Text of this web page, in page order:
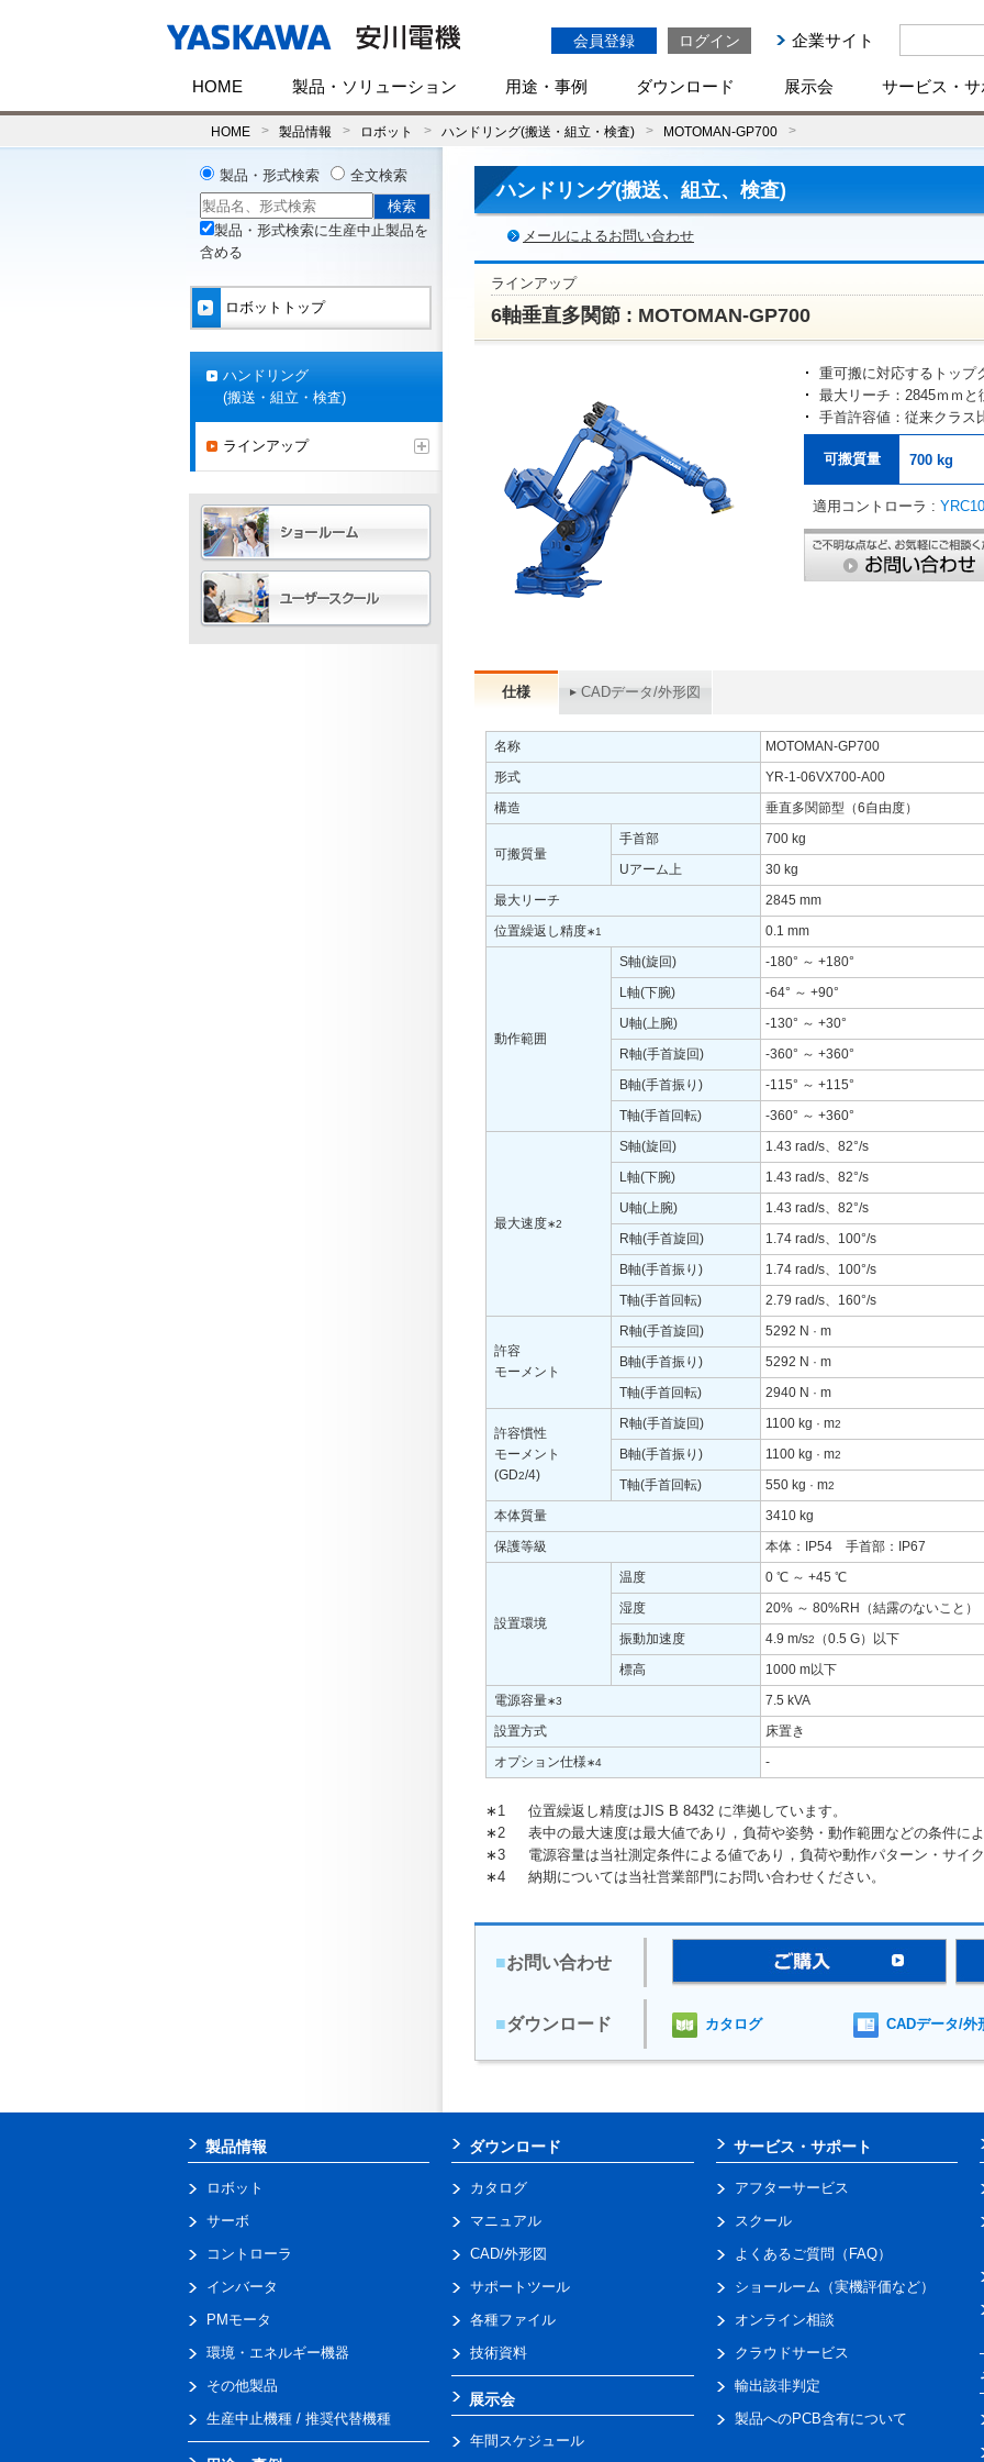
会員登録 ログイン 企業サイト
HOME 製品・ソリューション 用途・事例 ダウンロード 展示会 サービス・
HOME 製品情報 ロボット ハンドリング(搬送・組立・検査) MOTOMAN-GP700
ハンドリング(搬送、組立、検査)
メールによるお問い合わせ
ラインアップ
6軸垂直多関節 : MOTOMAN-GP700
重可搬に対応するトップ
最大リーチ：2845ｍｍと
手首許容値：従来クラス
可搬質量 700 kg
適用コントローラ :
仕様 CADデータ/外形図
名称
MOTOMAN-GP700
形式
YR-1-06VX700-A00
構造
垂直多関節型（6自由度）
可搬質量
手首部
700 kg
Uアーム上
30 kg
最大リーチ
2845 mm
位置繰返し精度∗1 0.1 mm
動作範囲
S軸(旋回)
-180° ～ +180°
L軸(下腕)
-64° ～ +90°
U軸(上腕)
-130° ～ +30°
R軸(手首旋回)
-360° ～ +360°
B軸(手首振り)
-115° ～ +115°
T軸(手首回転)
-360° ～ +360°
最大速度∗2
S軸(旋回)
1.43 rad/s、82°/s
L軸(下腕)
1.43 rad/s、82°/s
U軸(上腕)
1.43 rad/s、82°/s
R軸(手首旋回)
1.74 rad/s、100°/s
B軸(手首振り)
1.74 rad/s、100°/s
T軸(手首回転)
2.79 rad/s、160°/s
許容
モーメント
R軸(手首旋回)
5292 N · m
B軸(手首振り)
5292 N · m
T軸(手首回転)
2940 N · m
許容慣性
モーメント
(GD2/4)
R軸(手首旋回) 1100 kg · m2
B軸(手首振り) 1100 kg · m2
T軸(手首回転) 550 kg · m2
本体質量
3410 kg
保護等級
本体：IP54 手首部：IP67
設置環境
温度
0 ℃ ～ +45 ℃
湿度
20% ～ 80%RH（結露のないこと）
振動加速度
4.9 m/s2
（0.5 G）以下
標高
1000 m以下
電源容量∗3
7.5 kVA
設置方式
床置き
オプション仕様∗4 -
∗1
位置繰返し精度はJIS B 8432 に準拠しています。
∗2
表中の最大速度は最大値であり，負荷や姿勢・動作範囲などの条件に
∗3
電源容量は当社測定条件による値であり，負荷や動作パターン・サイ
∗4
納期については当社営業部門にお問い合わせください。
■お問い合わせ
■ダウンロード カタログ CADデータ/外
製品・形式検索 全文検索
製品・形式検索に生産中止製品を
含める
ロボットトップ
ハンドリング
(搬送・組立・検査)
ラインアップ
製品情報
ロボット
サーボ
コントローラ
インバータ
PMモータ
環境・エネルギー機器
その他製品
生産中止機種 / 推奨代替機種
ダウンロード
カタログ
マニュアル
CAD/外形図
サポートツール
各種ファイル
技術資料
展示会
年間スケジュール
サービス・サポート
アフターサービス
スクール
よくあるご質問（FAQ）
ショールーム（実機評価など）
オンライン相談
クラウドサービス
輸出該非判定
製品へのPCB含有について